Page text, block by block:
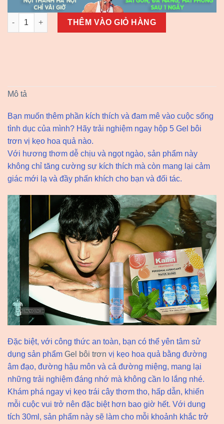
Hộp 5 Gel bôi trơn vị kẹo hoa quả số lượng
THÊM VÀO GIỎ HÀNG
Mô tả
Bạn muốn thêm phần kích thích và đam mê vào cuộc sống
tình dục của mình? Hãy trải nghiệm ngay hộp 5 Gel bôi
trơn vị kẹo hoa quả nào.
Với hương thơm dễ chịu và ngọt ngào, sản phẩm này
không chỉ tăng cường sự kích thích mà còn mang lại cảm
giác mới lạ và đầy phấn khích cho bạn và đối tác.
Đặc biệt, với công thức an toàn, bạn có thể yên tâm sử
dụng sản phẩm Gel bôi trơn vị kẹo hoa quả bằng đường
âm đạo, đường hậu môn và cả đường miệng, mang lại
những trải nghiệm đáng nhớ mà không cần lo lắng nhé.
Khám phá ngay vị kẹo trái cây thơm tho, hấp dẫn, khiến
mỗi cuộc vui trở nên đặc biệt hơn bao giờ hết. Với dung
tích 30ml, sản phẩm này sẽ làm cho mỗi khoảnh khắc trở